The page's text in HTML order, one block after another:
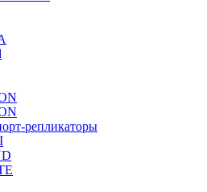
репликаторы